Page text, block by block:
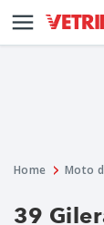
Home Moto
39